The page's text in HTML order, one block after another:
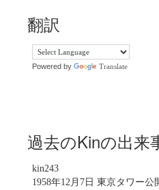
翻訳
Powered by Translate
過去のKinの出来
kin243
1958年12月7日 東京タワー